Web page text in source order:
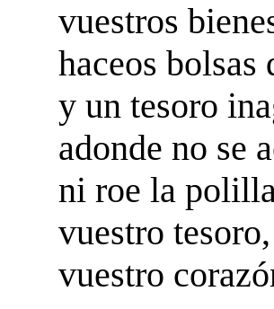
vuestros
haceos bolsas
y un tesoro
adonde no se
ni roe la
vuestro
vuestro